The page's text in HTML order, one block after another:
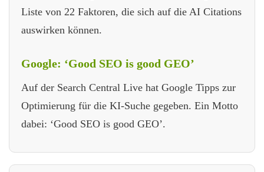
Liste von 22 Faktoren, die sich auf die AI Citations
auswirken können.
Google: ‘Good SEO is good GEO’
Auf der Search Central Live hat Google Tipps zur
Optimierung für die KI-Suche gegeben. Ein Motto
dabei: ‘Good SEO is good GEO’.